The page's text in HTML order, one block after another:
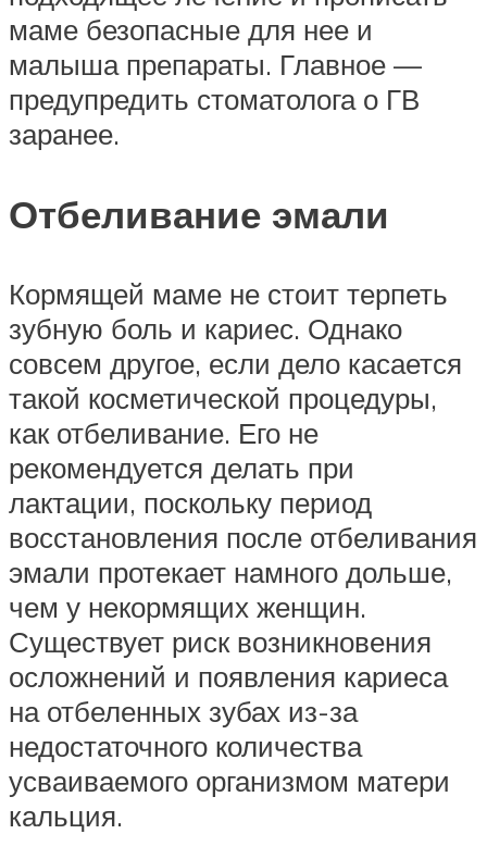
маме безопасные для нее и
малыша препараты. Главное —
предупредить стоматолога о ГВ
заранее.
Отбеливание эмали
Кормящей маме не стоит терпеть
зубную боль и кариес. Однако
совсем другое, если дело касается
такой косметической процедуры,
как отбеливание. Его не
рекомендуется делать при
лактации, поскольку период
восстановления после отбеливания
эмали протекает намного дольше,
чем у некормящих женщин.
Существует риск возникновения
осложнений и появления кариеса
на отбеленных зубах из-за
недостаточного количества
усваиваемого организмом матери
кальция.